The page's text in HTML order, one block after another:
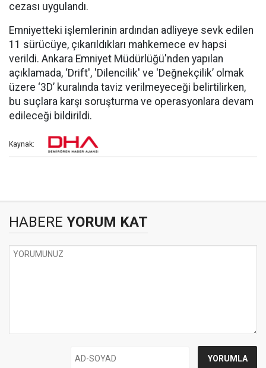
cezası uygulandı.
Emniyetteki işlemlerinin ardından adliyeye sevk edilen
11 sürücüye, çıkarıldıkları mahkemece ev hapsi
verildi. Ankara Emniyet Müdürlüğü'nden yapılan
açıklamada, ‘Drift', 'Dilencilik' ve 'Değnekçilik’ olmak
üzere ‘3D’ kuralında taviz verilmeyeceği belirtilirken,
bu suçlara karşı soruşturma ve operasyonlara devam
edileceği bildirildi.
Kaynak:
HABERE YORUM KAT